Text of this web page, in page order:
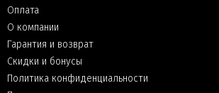
Оплата
О компании
Гарантия и возврат
Скидки и бонусы
Политика конфиденциальности